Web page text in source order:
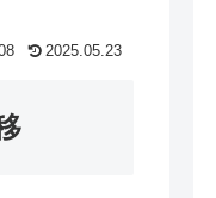
2025.05.23